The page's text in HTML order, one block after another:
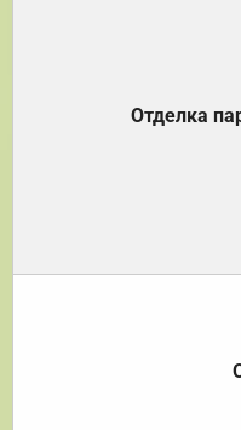
Отделка